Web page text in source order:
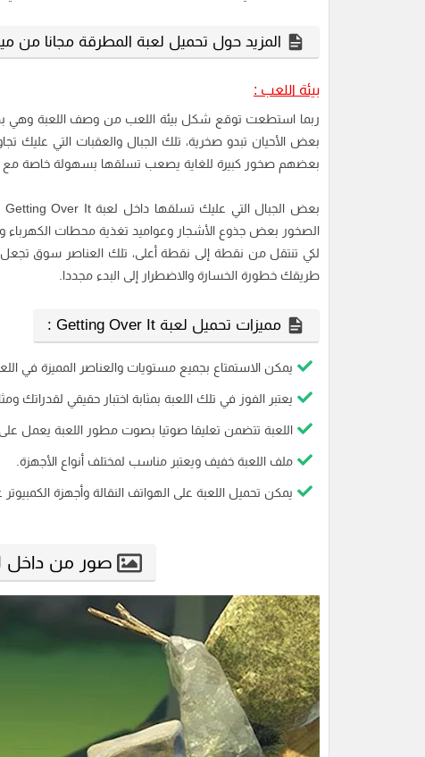
المزيد حول تحميل لعبة المطرقة مجانا من
بيئة اللعب :
ربما استطعت توقع شكل بيئة اللعب من وصف اللعبة وهي
بعض الأحيان تبدو صخرية، تلك الجبال والعقبات التي
بعضهم صخور كبيرة للغاية يصعب تسلقها بسهولة خاصة مع
الصخور بعض جذوع الأشجار وعواميد تغذية محطات الكهرباء
لكي تنتقل من نقطة إلى نقطة أعلى، تلك العناصر سوق
طريقك خطورة الخسارة والاضطرار إلى البدء مجددا.
مميزات تحميل لعبة Getting Over It :
يمكن الاستمتاع بجميع مستويات والعناصر المميزة في
يعتبر الفوز في تلك اللعبة بمثابة اختبار حقيقي لقدراتك
اللعبة تتضمن تعليقا صوتيا بصوت مطور اللعبة يعمل على
ملف اللعبة خفيف ويعتبر مناسب لمختلف أنواع الأجهزة.
يمكن تحميل اللعبة على الهواتف النقالة وأجهزة
صور من داخل